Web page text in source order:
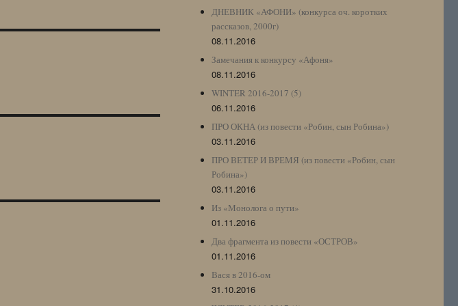
ДНЕВНИК «АФОНИ» (конкурса оч. коротких
рассказов, 2000г)
08.11.2016
Замечания к конкурсу «Афоня»
08.11.2016
WINTER 2016-2017 (5)
06.11.2016
ПРО ОКНА (из повести «Робин, сын Робина»)
03.11.2016
ПРО ВЕТЕР И ВРЕМЯ (из повести «Робин, сын
Робина»)
03.11.2016
Из «Монолога о пути»
01.11.2016
Два фрагмента из повести «ОСТРОВ»
01.11.2016
Вася в 2016-ом
31.10.2016